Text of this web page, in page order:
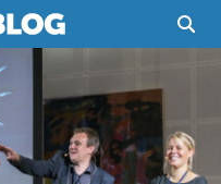
Werbung